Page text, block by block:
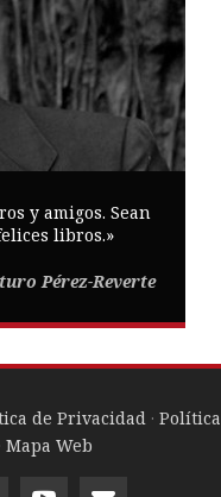
y amigos. Sean
libros.»
Pérez-Reverte
de Privacidad · Política
Mapa Web